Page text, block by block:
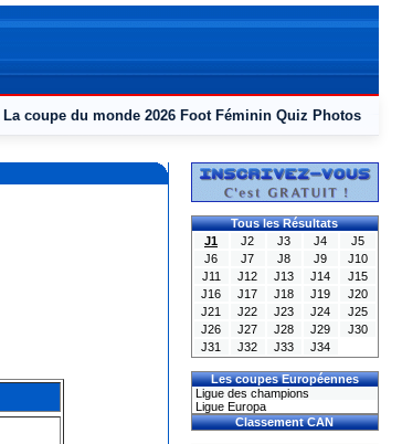
La coupe du monde 2026 Foot Féminin Quiz Photos
Tous les Résultats
J1
J2 J3 J4
J5
J6
J7 J8 J9
J10
J11
J12 J13 J14
J15
J16
J17 J18 J19
J20
J21
J22 J23 J24
J25
J26
J27 J28 J29
J30
J31
J32 J33 J34
Les coupes Européennes
Ligue des champions
Ligue Europa
Classement CAN